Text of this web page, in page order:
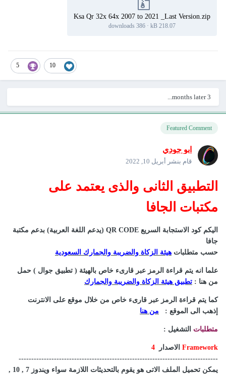
Ksa Qr 32x 64x 2007 to 2021 _Last Version.zip
218.07 kB
·
386 downloads
10
5
3 months later...
Featured Comment
ابو جودي
قام بنشر أبريل 10, 2022
التطبيق الثانى والذى يعتمد على
مكتبات الجافا
اليكم كود الاستجابة السريع QR CODE (يدعم اللغة العربية) بدعم مكتبة
جافا
حسب متطلبات هيئة الزكاة والضريبة والجمارك السعودية
علما انه يتم قراءة الرمز عبر قارىء خاص بالهيئة ( تطبيق جوال ) حمل
من هنا : تطبيق هيئة الزكاة والضريبة والجمارك
كما يتم قراءة الرمز عبر قارىء خاص من خلال موقع على الانترنت
إذهب الى الموقع :
من هنا
متطلباتالتشغيل
Framework الاصدار
4
-------------------------------------------------------------------------------
يمكن تحميل الملف الاتى هو يقوم بالتحديثات اللازمة سواء ويندوز 7 , 10 ,